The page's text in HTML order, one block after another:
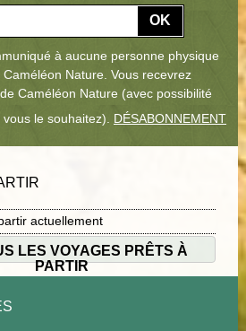
OK
à aucune personne physique
Nature. Vous recevrez
Caméléon Nature (avec possibilité
le souhaitez). DÉSABONNEMENT
actuellement
LES VOYAGES PRÊTS À
PARTIR